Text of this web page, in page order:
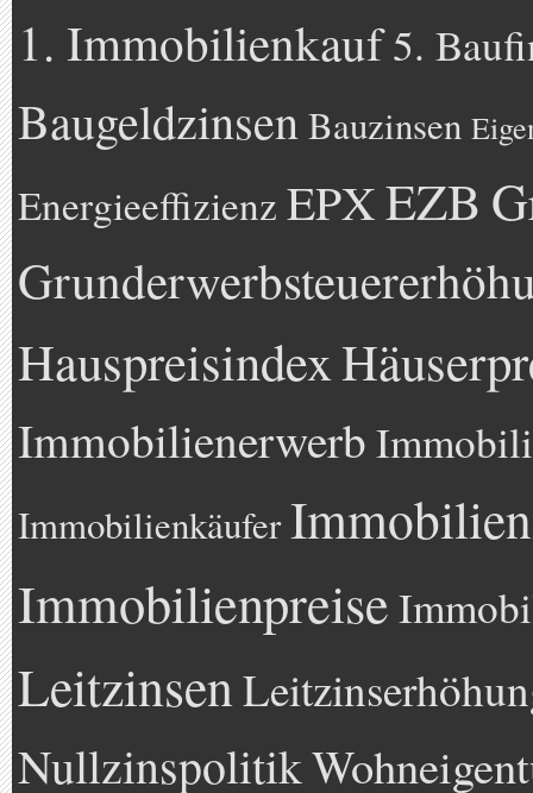
1. Immobilienkauf5.
BaugeldzinsenBauzinsen
Energieeffizienz EPXEZB
Hauspreisindex
Immobilienerwerb
Immobilienkäufer
Immobilienpreise
Leitzinsen
Nullzinspolitik